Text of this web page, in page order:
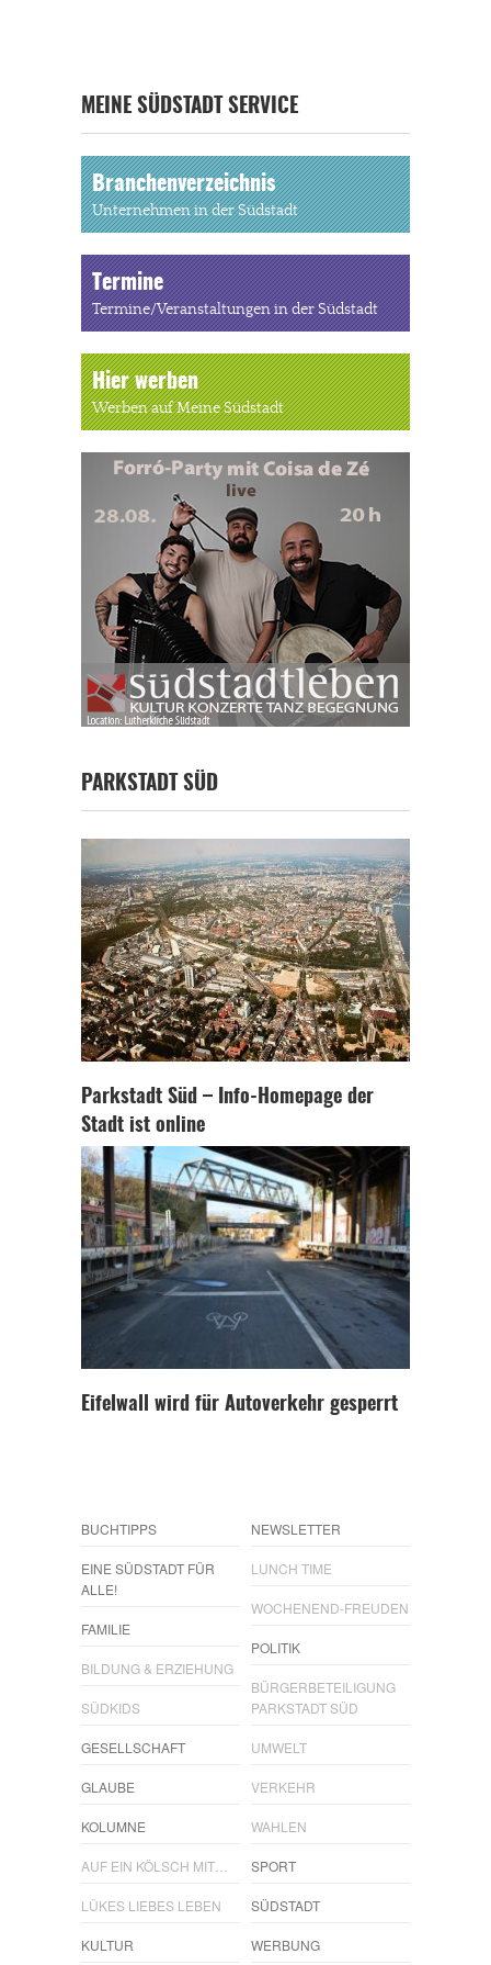
MEINE SÜDSTADT SERVICE
Branchenverzeichnis
Unternehmen in der Südstadt
Termine
Termine/Veranstaltungen in der Südstadt
Hier werben
Werben auf Meine Südstadt
PARKSTADT SÜD
Parkstadt Süd – Info-Homepage der
Stadt ist online
Eifelwall wird für Autoverkehr gesperrt
BUCHTIPPS
EINE SÜDSTADT FÜR
ALLE!
FAMILIE
BILDUNG & ERZIEHUNG
SÜDKIDS
GESELLSCHAFT
GLAUBE
KOLUMNE
AUF EIN KÖLSCH MIT…
LÜKES LIEBES LEBEN
KULTUR
NEWSLETTER
LUNCH TIME
WOCHENEND-FREUDEN
POLITIK
BÜRGERBETEILIGUNG
PARKSTADT SÜD
UMWELT
VERKEHR
WAHLEN
SPORT
SÜDSTADT
WERBUNG